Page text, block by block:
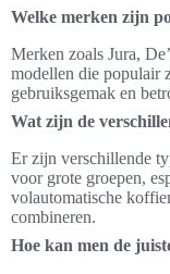
Welke merken zijn
Merken zoals Jura,
modellen die populair
gebruiksgemak en
Wat zijn de
Er zijn verschillende
voor grote groepen,
volautomatische
combineren.
Hoe kan men de